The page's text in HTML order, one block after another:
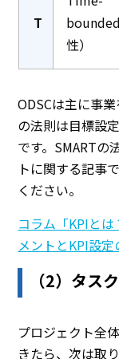
T
性）
ODSCは主に事
の法則は目標設
です。SMARTの
トに関する記事
ください。
コラム「KPIと
メントとKPI設
（2）タス
プロジェクト全
きたら、次は取